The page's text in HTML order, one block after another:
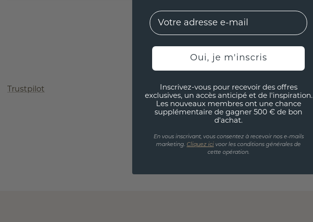
Trustpilot
EMail
Oui, je m'inscris
Inscrivez-vous pour recevoir des offres
exclusives, un accès anticipé et de l'inspiration.
Les nouveaux membres ont une chance
supplémentaire de gagner 500 € de bon
d'achat.
En vous inscrivant, vous consentez à recevoir nos e-mails
marketing. Cliquez ici voor les conditions générales de
cette opération.